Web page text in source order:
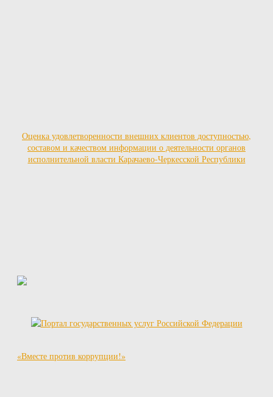
Оценка удовлетворенности внешних клиентов доступностью,
составом и качеством информации о деятельности органов
исполнительной власти Карачаево-Черкесской Республики
«Вместе против коррупции!»